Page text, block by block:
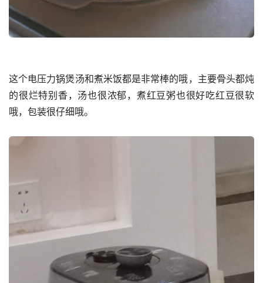
这个电压力锅煲汤和煮米饭都是非常棒的哦，主要骨头都炖
的很烂特别香，汤也很浓郁，煮红豆粥也很好吃红豆很软
哦，包装很仔细哦。